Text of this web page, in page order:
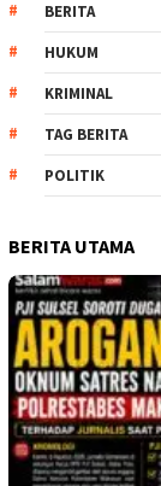
BERITA
HUKUM
KRIMINAL
TAG BERITA
POLITIK
BERITA UTAMA